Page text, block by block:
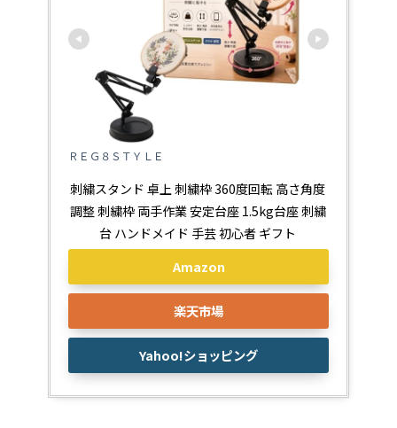
ＲＥＧ８ＳＴＹＬＥ
刺繍スタンド 卓上 刺繍枠 360度回転 高さ角度
調整 刺繍枠 両手作業 安定台座 1.5kg台座 刺繍
台 ハンドメイド 手芸 初心者 ギフト
Amazon
楽天市場
Yahoo!ショッピング